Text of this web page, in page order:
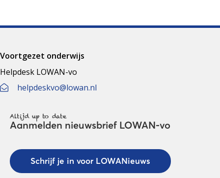
Voortgezet onderwijs
Helpdesk LOWAN-vo
helpdeskvo@lowan.nl
Altijd up to date
Aanmelden nieuwsbrief LOWAN-vo
Schrijf je in voor LOWANieuws